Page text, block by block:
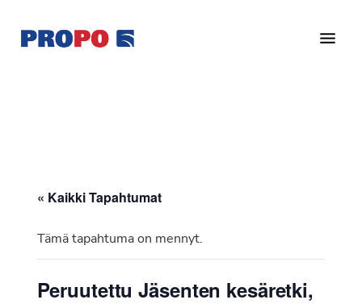
pääsisältöön
alatunnisteeseen
Ry
vuonna
« Kaikki Tapahtumat
Tämä tapahtuma on mennyt.
Peruutettu Jäsenten kesäretki,